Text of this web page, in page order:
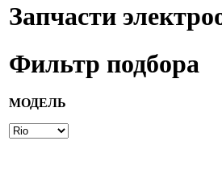
Запчасти
Фильтр подбора
МОДЕЛЬ